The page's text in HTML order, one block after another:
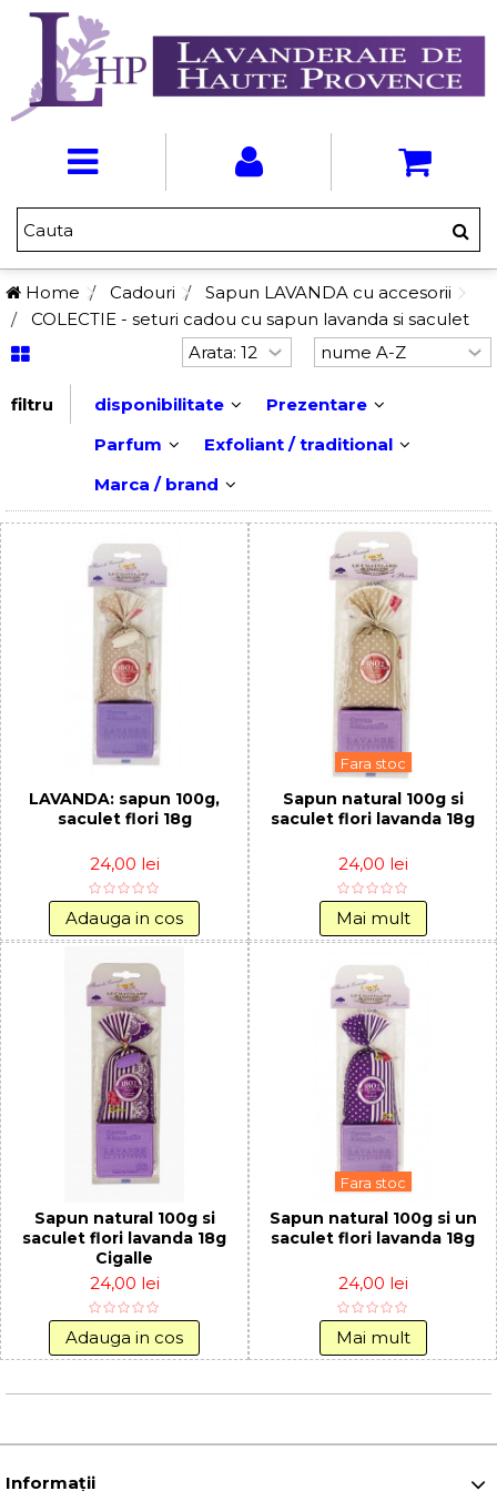
Home Cadouri
Sapun LAVANDA cu accesorii
COLECTIE - seturi cadou cu sapun lavanda si saculet
filtru disponibilitate
Prezentare
Parfum
Exfoliant / traditional
Marca / brand
LAVANDA: sapun 100g,
saculet flori 18g
24,00 lei
Adauga in cos
Fara stoc
Sapun natural 100g si
saculet flori lavanda 18g
24,00 lei
Mai mult
Sapun natural 100g si
saculet flori lavanda 18g
Cigalle
24,00 lei
Adauga in cos
Fara stoc
Sapun natural 100g si un
saculet flori lavanda 18g
24,00 lei
Mai mult
Informaţii